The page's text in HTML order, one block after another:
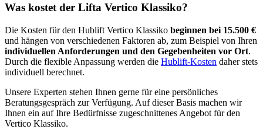
Was kostet der Lifta Vertico Klassiko?
Die Kosten für den Hublift Vertico Klassiko beginnen bei 15.500 €
und hängen von verschiedenen Faktoren ab, zum Beispiel von Ihren
individuellen Anforderungen und den Gegebenheiten vor Ort.
Durch die flexible Anpassung werden die Hublift-Kosten daher stets
individuell berechnet.
Unsere Experten stehen Ihnen gerne für eine persönliches
Beratungsgespräch zur Verfügung. Auf dieser Basis machen wir
Ihnen ein auf Ihre Bedürfnisse zugeschnittenes Angebot für den
Vertico Klassiko.